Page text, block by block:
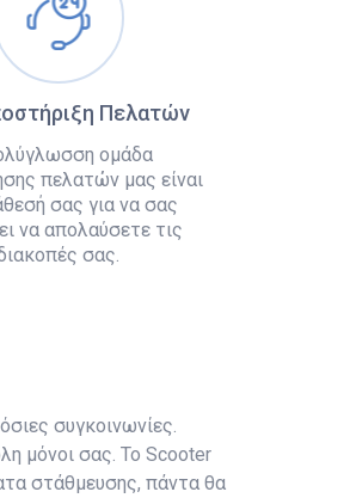
Πελατών
ομάδα
πελατών μας είναι
σας για να σας
να απολαύσετε τις
σας.
συγκοινωνίες.
μόνοι σας. Το Scooter
στάθμευσης, πάντα θα